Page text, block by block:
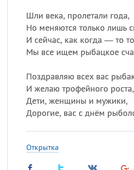
Шли века, пролетали года,
Но меняются только лишь
И сейчас, как когда — то
Мы все ищем рыбацкое
Поздравляю всех вас
И желаю трофейного роста,
Дети, женщины и мужики,
Дорогие, вас с днём
Открытка